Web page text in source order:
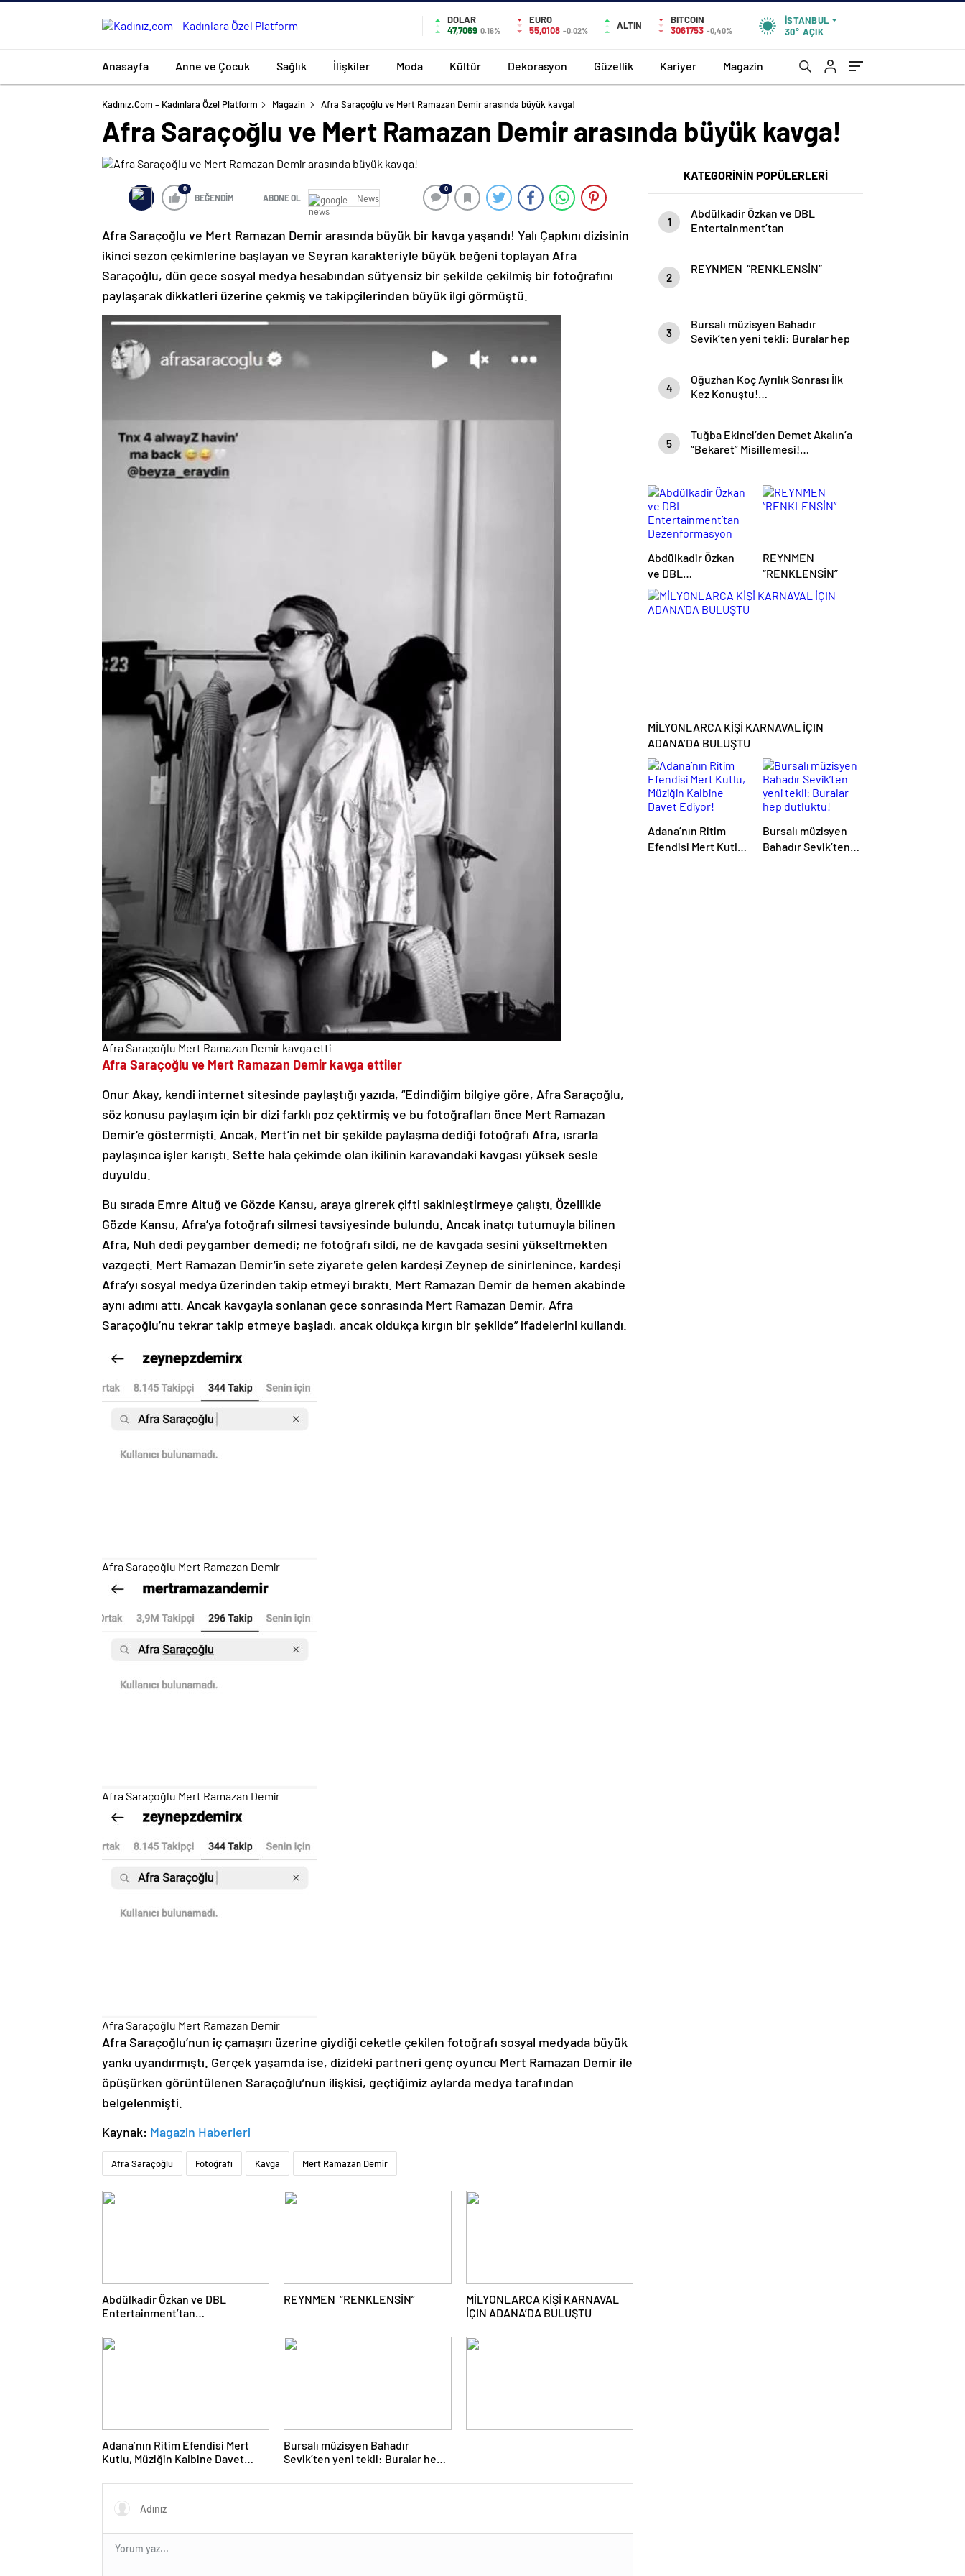
DOLAR
47,7069 0.16%
EURO
55,0108 -0.02% ALTIN
BITCOIN
3061753 -0,40%
İSTANBUL
30° AÇIK
Anasayfa Anne ve Çocuk Sağlık İlişkiler Moda Kültür Dekorasyon Güzellik Kariyer Magazin
Kadınız.com – Kadınlara Özel Platform Magazin Afra Saraçoğlu ve Mert Ramazan Demir arasında büyük kavga!
Afra Saraçoğlu ve Mert Ramazan Demir arasında büyük kavga!
0
BEĞENDİM ABONE OL News
0
Afra Saraçoğlu ve Mert Ramazan Demir arasında büyük bir kavga yaşandı! Yalı Çapkını dizisinin
ikinci sezon çekimlerine başlayan ve Seyran karakteriyle büyük beğeni toplayan Afra
Saraçoğlu, dün gece sosyal medya hesabından sütyensiz bir şekilde çekilmiş bir fotoğrafını
paylaşarak dikkatleri üzerine çekmiş ve takipçilerinden büyük ilgi görmüştü.
Afra Saraçoğlu Mert Ramazan Demir kavga etti
Afra Saraçoğlu ve Mert Ramazan Demir kavga ettiler
Onur Akay, kendi internet sitesinde paylaştığı yazıda, “Edindiğim bilgiye göre, Afra Saraçoğlu,
söz konusu paylaşım için bir dizi farklı poz çektirmiş ve bu fotoğrafları önce Mert Ramazan
Demir‘e göstermişti. Ancak, Mert’in net bir şekilde paylaşma dediği fotoğrafı Afra, ısrarla
paylaşınca işler karıştı. Sette hala çekimde olan ikilinin karavandaki kavgası yüksek sesle
duyuldu.
Bu sırada Emre Altuğ ve Gözde Kansu, araya girerek çifti sakinleştirmeye çalıştı. Özellikle
Gözde Kansu, Afra’ya fotoğrafı silmesi tavsiyesinde bulundu. Ancak inatçı tutumuyla bilinen
Afra, Nuh dedi peygamber demedi; ne fotoğrafı sildi, ne de kavgada sesini yükseltmekten
vazgeçti. Mert Ramazan Demir’in sete ziyarete gelen kardeşi Zeynep de sinirlenince, kardeşi
Afra’yı sosyal medya üzerinden takip etmeyi bıraktı. Mert Ramazan Demir de hemen akabinde
aynı adımı attı. Ancak kavgayla sonlanan gece sonrasında Mert Ramazan Demir, Afra
Saraçoğlu’nu tekrar takip etmeye başladı, ancak oldukça kırgın bir şekilde” ifadelerini kullandı.
Afra Saraçoğlu Mert Ramazan Demir
Afra Saraçoğlu Mert Ramazan Demir
Afra Saraçoğlu Mert Ramazan Demir
Afra Saraçoğlu’nun iç çamaşırı üzerine giydiği ceketle çekilen fotoğrafı sosyal medyada büyük
yankı uyandırmıştı. Gerçek yaşamda ise, dizideki partneri genç oyuncu Mert Ramazan Demir ile
öpüşürken görüntülenen Saraçoğlu’nun ilişkisi, geçtiğimiz aylarda medya tarafından
belgelenmişti.
Kaynak: Magazin Haberleri
Afra Saraçoğlu Fotoğrafı Kavga Mert Ramazan Demir
Abdülkadir Özkan ve DBL
Entertainment’tan
Karşı açıklama!
REYNMEN “RENKLENSİN”
MİLYONLARCA KİŞİ KARNAVAL
İÇIN ADANA’DA BULUŞTU
Adana’nın Ritim Efendisi Mert
Kutlu, Müziğin Kalbine Davet
Bursalı müzisyen Bahadır
Sevik’ten yeni tekli: Buralar hep
KATEGORİNİN POPÜLERLERİ
1
Abdülkadir Özkan ve DBL
Entertainment’tan
2
REYNMEN “RENKLENSİN”
3
Bursalı müzisyen Bahadır
Sevik’ten yeni tekli: Buralar hep
4
Oğuzhan Koç Ayrılık Sonrası İlk
Kez Konuştu!…
5
Tuğba Ekinci’den Demet Akalın’a
“Bekaret” Misillemesi!…
Abdülkadir Özkan
ve DBL
Entertainment’tan
Dezenformasyon
REYNMEN
“RENKLENSİN”
MİLYONLARCA KİŞİ KARNAVAL İÇIN
ADANA’DA BULUŞTU
Adana’nın Ritim
Efendisi Mert Kutlu,
Bursalı müzisyen
Bahadır Sevik’ten